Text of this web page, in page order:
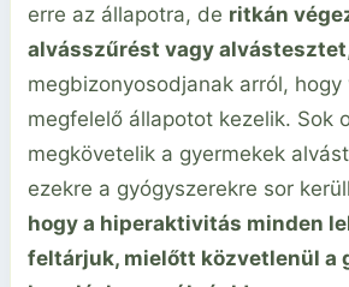
erre az állapotra, de ritkán
alvásszűrést vagy alvástesztet
megbizonyosodjanak arról, hogy
megfelelő állapotot kezelik. Sok
megkövetelik a gyermekek
ezekre a gyógyszerekre sor
hogy a hiperaktivitás minden
feltárjuk, mielőtt közvetlenül a